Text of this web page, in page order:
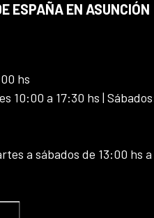
ESPAÑA EN ASUNCIÓN
hs
10:00 a 17:30 hs |
a sábados de 13:00 hs a